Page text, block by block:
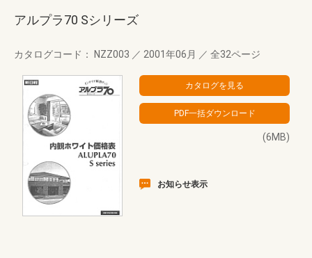
アルプラ70 Sシリーズ
カタログコード： NZZ003 ／ 2001年06月 ／ 全32ページ
(6MB)
お知らせ表示